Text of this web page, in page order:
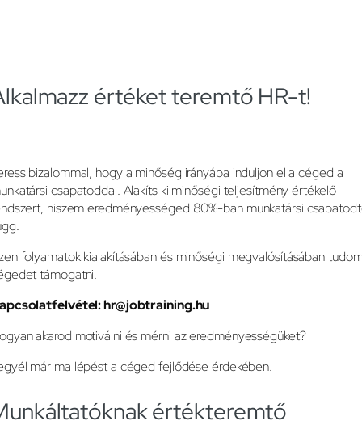
értéket teremtő HR-t!
bizalommal, hogy a minőség irányába induljon el a céged a
csapatoddal. Alakíts ki minőségi teljesítmény értékelő
hiszem eredményességed 80%-ban munkatársi
folyamatok kialakításában és minőségi megvalósításában
támogatni.
hr@jobtraining.hu
akarod motiválni és mérni az eredményességüket?
már ma lépést a céged fejlődése érdekében.
értékteremtő